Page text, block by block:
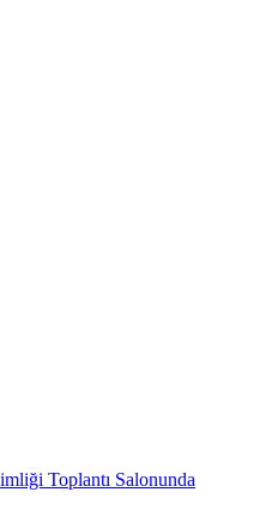
Toplantı Salonunda